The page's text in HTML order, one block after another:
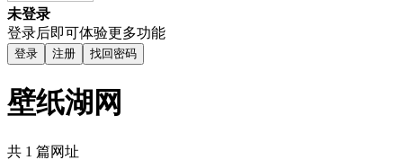
未登录
登录后即可体验更多功能
登录 注册 找回密码
壁纸湖网
共 1 篇网址